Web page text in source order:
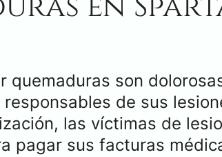
quemaduras son
de sus
las víctimas de
pagar sus facturas